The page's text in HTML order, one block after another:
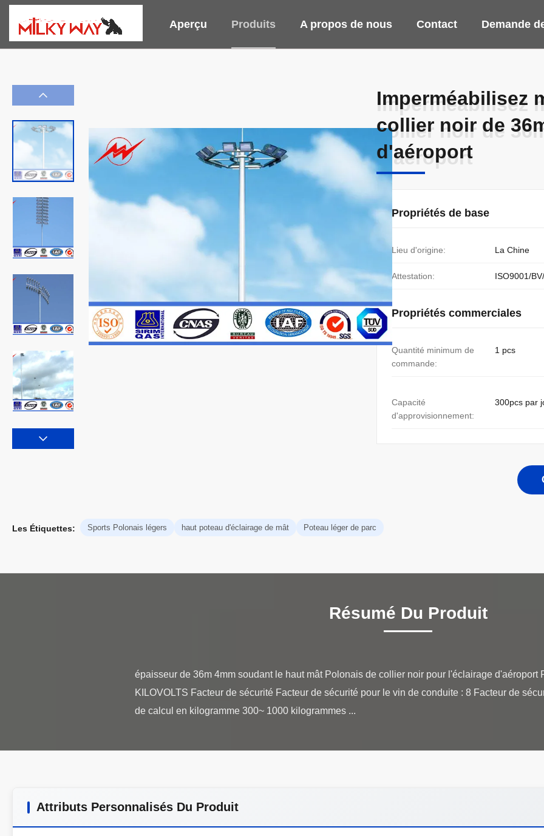
Aperçu Produits A propos de nous Contact Demande
Imperméabilisez
collier noir de
d'aéroport
Imperméabilisez
collier noir de
d'aéroport
Propriétés de base
Lieu d'origine: La Chine
Attestation: ISO9001/BV/
Propriétés commerciales
Quantité minimum de
commande:
1 pcs
Capacité
d'approvisionnement:
300pcs par
Les Étiquettes: Sports Polonais légers haut poteau d'éclairage de mât Poteau léger de parc
Résumé Du Produit
épaisseur de 36m 4mm soudant le haut mât Polonais de collier noir pour l'éclairage d'aéroport
KILOVOLTS Facteur de sécurité Facteur de sécurité pour le vin de conduite : 8 Facteur de
Attributs Personnalisés Du Produit